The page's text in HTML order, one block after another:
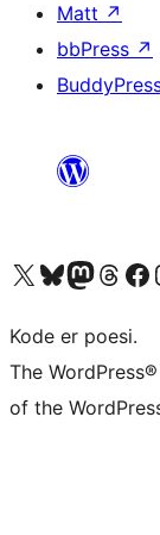
Matt ↗
bbPress ↗
Besøk vår konto på X Visit our Bluesky account
Besøk vår Mastodon-konto
Visit ourBesøk vår
Kode er poesi.
The
of the